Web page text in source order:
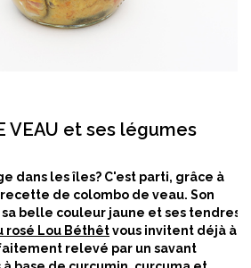
VEAU et ses légumes
dans les îles? C'est parti, grâce à
de colombo de veau. Son
a belle couleur jaune et ses tendres
rosé Lou Béthêtvous invitent déjà à
relevé par un savant